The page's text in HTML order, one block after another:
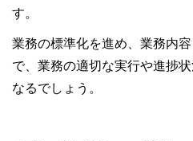
す。
業務の標準化を進め、業務内
で、業務の適切な実行や進捗
なるでしょう。